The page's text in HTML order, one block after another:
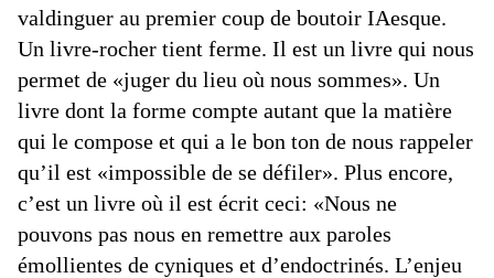
valdinguer au premier coup de boutoir IAesque.
Un livre-rocher tient ferme. Il est un livre qui nous
permet de «juger du lieu où nous sommes». Un
livre dont la forme compte autant que la matière
qui le compose et qui a le bon ton de nous rappeler
qu’il est «impossible de se défiler». Plus encore,
c’est un livre où il est écrit ceci: «Nous ne
pouvons pas nous en remettre aux paroles
émollientes de cyniques et d’endoctrinés. L’enjeu